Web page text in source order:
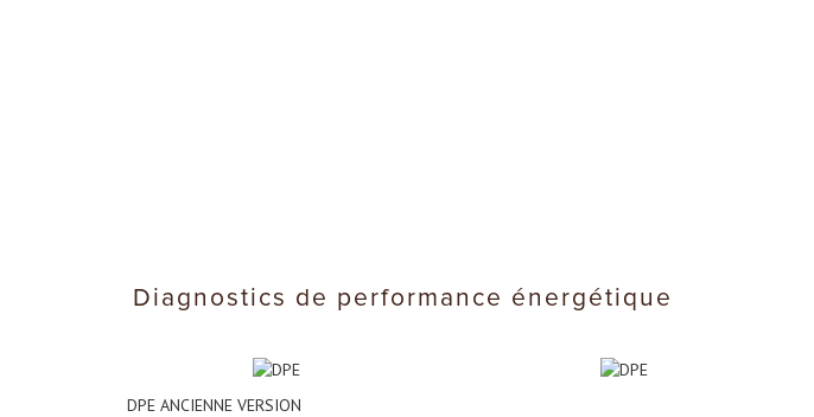
diagnostics de performance énergétique
DPE ANCIENNE VERSION